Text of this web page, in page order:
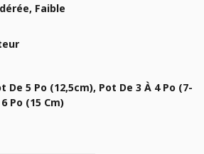
Faible
De 5 Po (12,5cm), Pot De 3 À 4 Po (7-
Po (15 Cm)